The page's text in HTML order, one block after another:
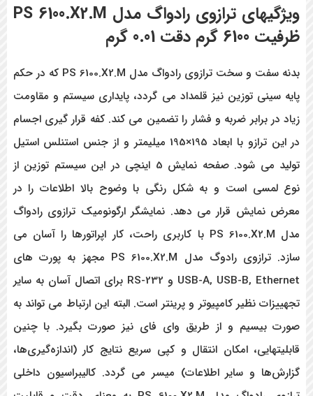
ویژگیهای ترازوی رادواگ مدل PS 6100.X2.M
ظرفیت 6100 گرم دقت 0.01 گرم
بدنه سفت و سخت ترازوی رادواگ مدل PS 6100.X2.M که در حکم
پایه سینی توزین نیز قلمداد می گردد، پایداری سیستم و مقاومت
زیاد در برابر ضربه و فشار را تضمین می کند. کفه قرار گیری اجسام
در این ترازو با ابعاد 195×195 میلیمتر و از جنس استنلس استیل
تولید می شود. صفحه نمایش 5 اینچی در این سیستم توزین از
نوع لمسی است و به شکل رنگی با وضوح بالا اطلاعات را در
معرض نمایش قرار می دهد. نمایشگر ارگونومیک ترازوی رادواگ
مدل PS 6100.X2.M با کاربری راحت، کار اپراتورها را آسان می
سازد. ترازوی رادوگ مدل PS 6100.X2.M مجهز به پورت های
USB-A, USB-B, Ethernet و RS-232 برای اتصال آسان به سایر
تجهییزات نظیر کامپیوتر و پرینتر است. البته این ارتباط می تواند به
صورت بیسیم و از طریق وای فای نیز صورت بگیرد. با چنین
قابلیتهایی، امکان انتقال و کپی سریع نتایج کار (اندازه‌گیری‌ها،
گزارش‌ها و سایر اطلاعات) میسر می گردد. کالیبراسیون داخلی